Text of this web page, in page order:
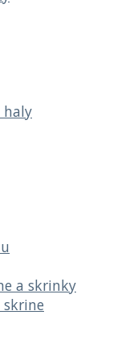
haly
a skrinky